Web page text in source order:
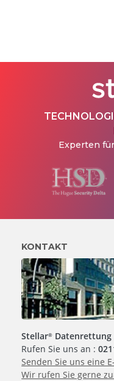
Experten
KONTAKT
Stellar® Datenrettung
Rufen Sie uns an :
Senden Sie uns eine
Wir rufen Sie gerne